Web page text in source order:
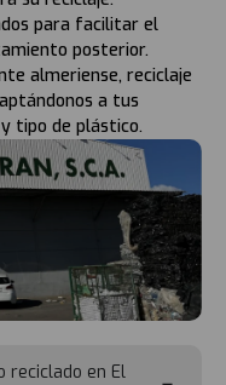
para facilitar el
posterior.
almeriense, reciclaje
a tus
tipo de plástico.
reciclado en El